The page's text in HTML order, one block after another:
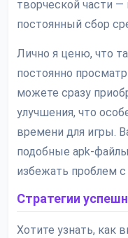
творческой части —
постоянный сбор
Лично я ценю, что
постоянно
можете сразу
улучшения, что
времени для игры.
подобные apk-
избежать проблем
Стратегии
Хотите узнать, как